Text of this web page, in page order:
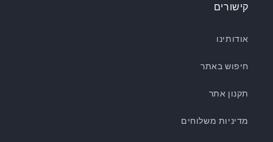
קישורים
אודותינו
חיפוש באתר
תקנון אתר
מדיניות משלוחים